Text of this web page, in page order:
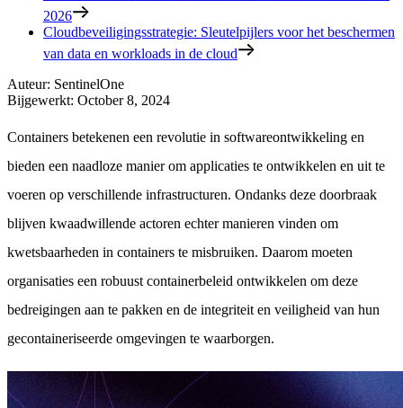
2026
Cloudbeveiligingsstrategie: Sleutelpijlers voor het beschermen
van data en workloads in de cloud
Auteur: SentinelOne
Bijgewerkt: October 8, 2024
Containers betekenen een revolutie in softwareontwikkeling en
bieden een naadloze manier om applicaties te ontwikkelen en uit te
voeren op verschillende infrastructuren. Ondanks deze doorbraak
blijven kwaadwillende actoren echter manieren vinden om
kwetsbaarheden in containers te misbruiken. Daarom moeten
organisaties een robuust containerbeleid ontwikkelen om deze
bedreigingen aan te pakken en de integriteit en veiligheid van hun
gecontaineriseerde omgevingen te waarborgen.